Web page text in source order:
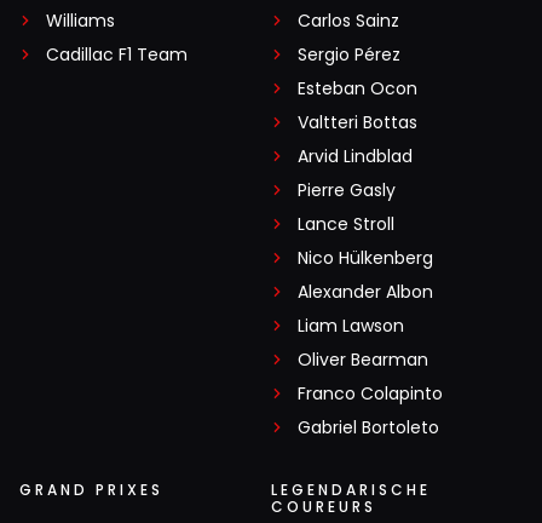
Williams
Cadillac F1 Team
Carlos Sainz
Sergio Pérez
Esteban Ocon
Valtteri Bottas
Arvid Lindblad
Pierre Gasly
Lance Stroll
Nico Hülkenberg
Alexander Albon
Liam Lawson
Oliver Bearman
Franco Colapinto
Gabriel Bortoleto
GRAND PRIXES
LEGENDARISCHE
COUREURS